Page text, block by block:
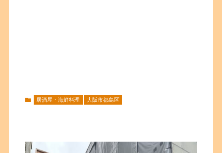
居酒屋・海鮮料理 大阪市都島区